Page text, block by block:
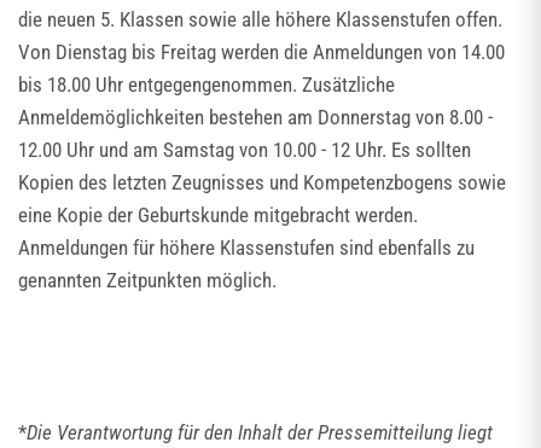
die neuen 5. Klassen sowie alle höhere Klassenstufen offen.
Von Dienstag bis Freitag werden die Anmeldungen von 14.00
bis 18.00 Uhr entgegengenommen. Zusätzliche
Anmeldemöglichkeiten bestehen am Donnerstag von 8.00 -
12.00 Uhr und am Samstag von 10.00 - 12 Uhr. Es sollten
Kopien des letzten Zeugnisses und Kompetenzbogens sowie
eine Kopie der Geburtskunde mitgebracht werden.
Anmeldungen für höhere Klassenstufen sind ebenfalls zu
genannten Zeitpunkten möglich.
*Die Verantwortung für den Inhalt der Pressemitteilung liegt